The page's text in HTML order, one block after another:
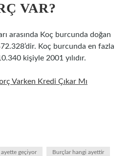
VAR?
arasında Koç burcunda doğan
Koç burcunda en fazla
kişiyle 2001 yılıdır.
Varken Kredi Çıkar Mı
geçiyor Burçlar hangi ayettir